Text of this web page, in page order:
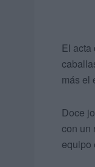
El acta
más el
Doce
con un
equipo